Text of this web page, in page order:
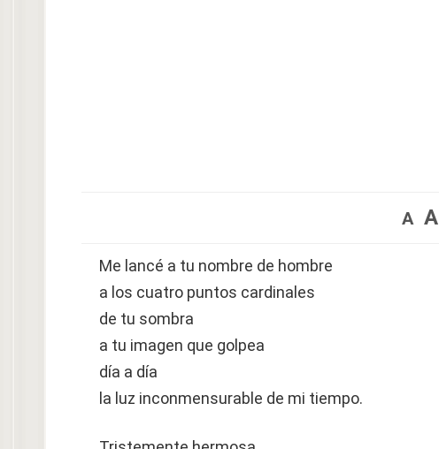
A A
Me lancé a tu nombre de hombre
a los cuatro puntos cardinales
de tu sombra
a tu imagen que golpea
día a día
la luz inconmensurable de mi tiempo.